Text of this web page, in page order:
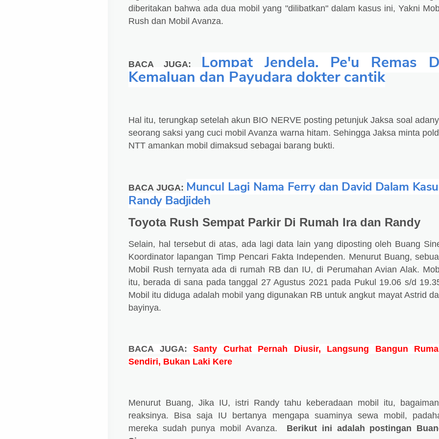
diberitakan bahwa ada dua mobil yang "dilibatkan" dalam kasus ini, Yakni
Rush dan Mobil Avanza.
BACA JUGA: Lompat Jendela, Pe'u Remas
Kemaluan dan Payudara dokter cantik
Hal itu, terungkap setelah akun BIO NERVE posting petunjuk Jaksa soal
seorang saksi yang cuci mobil Avanza warna hitam. Sehingga Jaksa minta
NTT amankan mobil dimaksud sebagai barang bukti.
BACA JUGA: Muncul Lagi Nama Ferry dan David Dalam
Randy Badjideh
Toyota Rush Sempat Parkir Di Rumah Ira dan Randy
Selain, hal tersebut di atas, ada lagi data lain yang diposting oleh Buang
Koordinator lapangan Timp Pencari Fakta Independen. Menurut Buang,
Mobil Rush ternyata ada di rumah RB dan IU, di Perumahan Avian Alak.
itu, berada di sana pada tanggal 27 Agustus 2021 pada Pukul 19.06 s/d
Mobil itu diduga adalah mobil yang digunakan RB untuk angkut mayat Astrid
bayinya.
BACA JUGA: Santy Curhat Pernah Diusir, Langsung Bangun
Sendiri, Bukan Laki Kere
Menurut Buang, Jika IU, istri Randy tahu keberadaan mobil itu,
reaksinya. Bisa saja IU bertanya mengapa suaminya sewa mobil,
mereka sudah punya mobil Avanza. Berikut ini adalah postingan